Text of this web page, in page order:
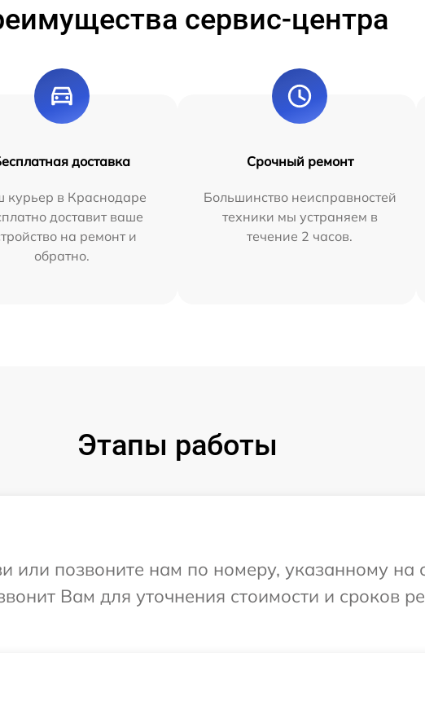
сервис-центра
доставка
курьер в Краснодаре
доставит ваше
на ремонт и
обратно.
Срочный ремонт
Большинство неисправностей
техники мы устраняем в
течение 2 часов.
Этапы работы
или позвоните нам по номеру, указанному на
Вам для уточнения стоимости и сроков